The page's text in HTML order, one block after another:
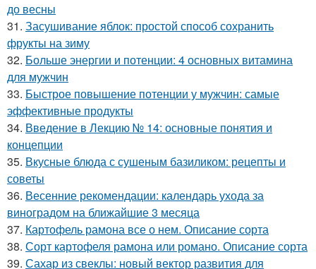
до весны
31. Засушивание яблок: простой способ сохранить
фрукты на зиму
32. Больше энергии и потенции: 4 основных витамина
для мужчин
33. Быстрое повышение потенции у мужчин: самые
эффективные продукты
34. Введение в Лекцию № 14: основные понятия и
концепции
35. Вкусные блюда с сушеным базиликом: рецепты и
советы
36. Весенние рекомендации: календарь ухода за
виноградом на ближайшие 3 месяца
37. Картофель рамона все о нем. Описание сорта
38. Сорт картофеля рамона или романо. Описание сорта
39. Сахар из свеклы: новый вектор развития для